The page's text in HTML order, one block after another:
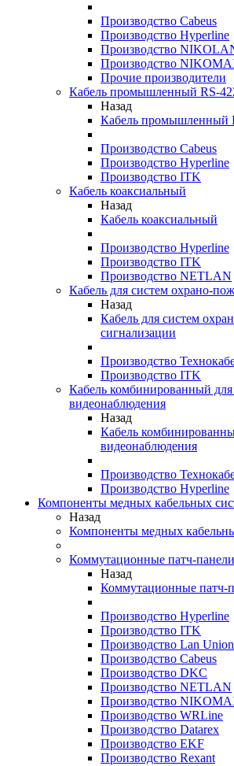
Производство Cabeus
Производство Hyperline
Производство
Производство
Прочие производители
Кабель промышленный RS-
Назад
Кабель промышленный
Производство Cabeus
Производство Hyperline
Производство ITK
Кабель коаксиальный
Назад
Кабель коаксиальный
Производство Hyperline
Производство ITK
Производство NETLAN
Кабель для систем охрано-
Назад
Кабель для систем
сигнализации
Производство
Производство ITK
Кабель комбинированный для
видеонаблюдения
Назад
Кабель
видеонаблюдения
Производство
Производство Hyperline
Компоненты медных кабельных
Назад
Компоненты медных
Коммутационные патч-панели
Назад
Коммутационные патч-
Производство Hyperline
Производство ITK
Производство Lan Union
Производство Cabeus
Производство DKC
Производство NETLAN
Производство
Производство WRLine
Производство Datarex
Производство EKF
Производство Rexant